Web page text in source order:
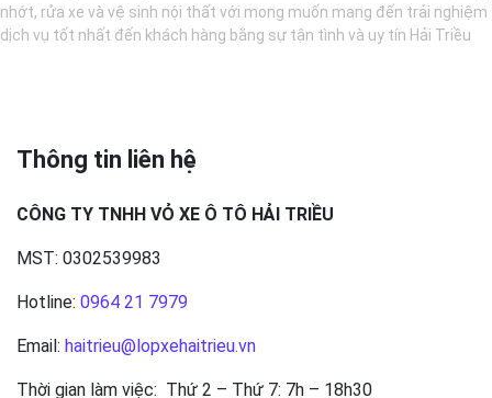
nhớt, rửa xe và vệ sinh nội thất với mong muốn mang đến trải nghiệm
dịch vụ tốt nhất đến khách hàng bằng sự tận tình và uy tín Hải Triều
Thông tin liên hệ
CÔNG TY TNHH VỎ XE Ô TÔ HẢI TRIỀU
MST: 0302539983
Hotline: 0964 21 7979
Email: haitrieu@lopxehaitrieu.vn
Thời gian làm việc: Thứ 2 – Thứ 7: 7h – 18h30